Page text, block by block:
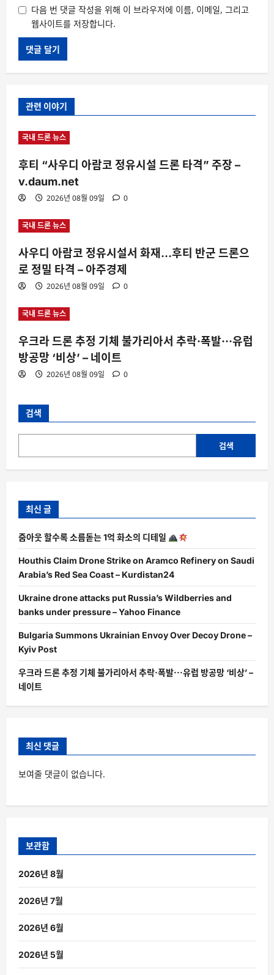
다음 번 댓글 작성을 위해 이 브라우저에 이름, 이메일, 그리고
웹사이트를 저장합니다.
관련 이야기
국내 드론 뉴스
후티 “사우디 아람코 정유시설 드론 타격” 주장 –
v.daum.net
2026년 08월 09일 0
국내 드론 뉴스
사우디 아람코 정유시설서 화재…후티 반군 드론으
로 정밀 타격 – 아주경제
2026년 08월 09일 0
국내 드론 뉴스
우크라 드론 추정 기체 불가리아서 추락·폭발···유럽
방공망 ‘비상’ – 네이트
2026년 08월 09일 0
검색
검색
최신 글
줌아웃 할수록 소름돋는 1억 화소의 디테일
Houthis Claim Drone Strike on Aramco Refinery on Saudi
Arabia’s Red Sea Coast – Kurdistan24
Ukraine drone attacks put Russia’s Wildberries and
banks under pressure – Yahoo Finance
Bulgaria Summons Ukrainian Envoy Over Decoy Drone –
Kyiv Post
우크라 드론 추정 기체 불가리아서 추락·폭발···유럽 방공망 ‘비상’ –
네이트
최신 댓글
보여줄 댓글이 없습니다.
보관함
2026년 8월
2026년 7월
2026년 6월
2026년 5월